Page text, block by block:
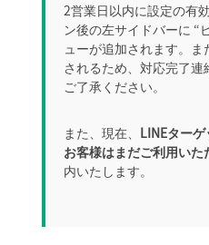
2営業日以内に設定の有
ン後の左サイドバーに “
ューが追加されます。
されるため、対応完了
ご了承ください。
また、現在、 LINEター
お客様はまだご利用いた
内いたします。